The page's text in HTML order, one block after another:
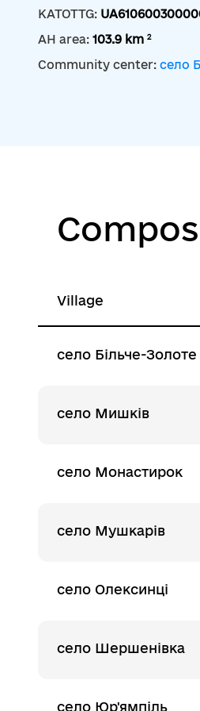
KATOTTG:
AH area: 103.9 km 2
Community center: село
Village
село Більче-
село Мишків
село Монастирок
село Мушкарів
село Олексинці
село Шершенівка
село Юр'ямпіль